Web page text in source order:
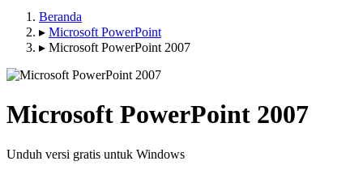
Beranda
▸ Microsoft PowerPoint
▸ Microsoft PowerPoint 2007
Microsoft PowerPoint 2007
Unduh versi gratis untuk Windows